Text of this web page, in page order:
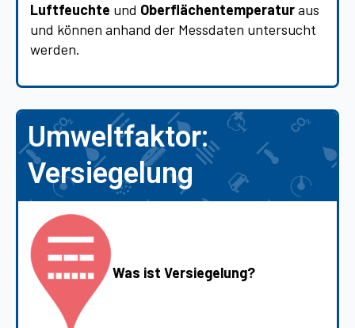
Luftfeuchte und Oberflächentemperaturaus
und können anhand der Messdaten untersucht
werden.
Umweltfaktor:
Versiegelung
Was ist Versiegelung?